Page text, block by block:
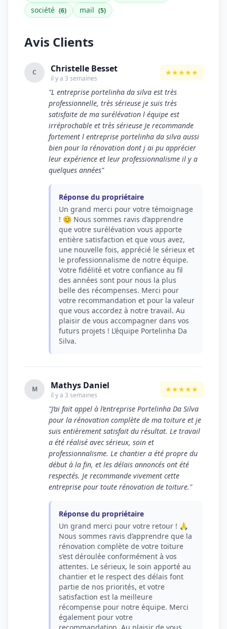
société (6) mail (5)
Avis Clients
C Christelle Besset
il y a 3 semaines
★★★★★
"L entreprise portelinha da silva est très
professionnelle, très sérieuse je suis très
satisfaite de ma surélévation l équipe est
irréprochable et très sérieuse Je recommande
fortement l entreprise portelinha da silva aussi
bien pour la rénovation dont j ai pu apprécier
leur expérience et leur professionnalisme il y a
quelques années"
Réponse du propriétaire
Un grand merci pour votre témoignage
! 😊 Nous sommes ravis d’apprendre
que votre surélévation vous apporte
entière satisfaction et que vous avez,
une nouvelle fois, apprécié le sérieux et
le professionnalisme de notre équipe.
Votre fidélité et votre confiance au fil
des années sont pour nous la plus
belle des récompenses. Merci pour
votre recommandation et pour la valeur
que vous accordez à notre travail. Au
plaisir de vous accompagner dans vos
futurs projets ! L’équipe Portelinha Da
Silva.
M Mathys Daniel
il y a 3 semaines
★★★★★
"J’ai fait appel à l’entreprise Portelinha Da Silva
pour la rénovation complète de ma toiture et je
suis entièrement satisfait du résultat. Le travail
a été réalisé avec sérieux, soin et
professionnalisme. Le chantier a été propre du
début à la fin, et les délais annoncés ont été
respectés. Je recommande vivement cette
entreprise pour toute rénovation de toiture."
Réponse du propriétaire
Un grand merci pour votre retour ! 🙏
Nous sommes ravis d’apprendre que la
rénovation complète de votre toiture
s’est déroulée conformément à vos
attentes. Le sérieux, le soin apporté au
chantier et le respect des délais font
partie de nos priorités, et votre
satisfaction est la meilleure
récompense pour notre équipe. Merci
également pour votre